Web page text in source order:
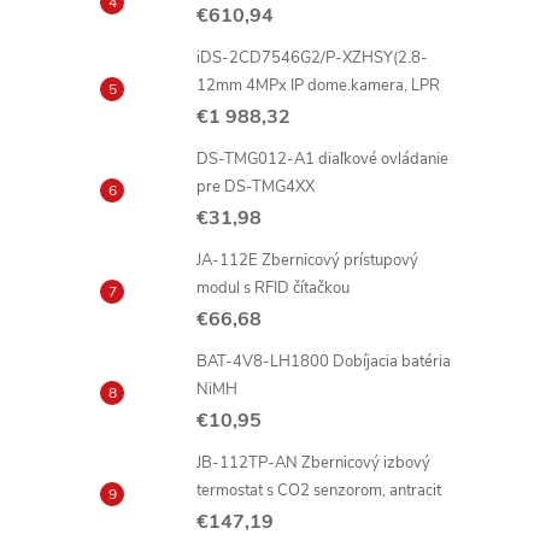
€610,94
iDS-2CD7546G2/P-XZHSY(2.8-
12mm 4MPx IP dome.kamera, LPR
€1 988,32
DS-TMG012-A1 diaľkové ovládanie
pre DS-TMG4XX
€31,98
JA-112E Zbernicový prístupový
modul s RFID čítačkou
€66,68
BAT-4V8-LH1800 Dobíjacia batéria
NiMH
€10,95
JB-112TP-AN Zbernicový izbový
termostat s CO2 senzorom, antracit
€147,19